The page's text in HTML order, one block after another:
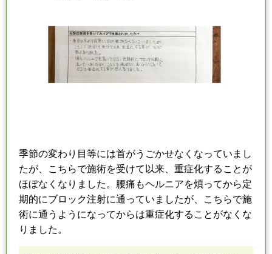
季節の変わり目等には首がうごかせなくなっていまし
たが、こちらで施術を受けて以来、 重症化することが
ほぼなくなりました。 腰痛もヘルニアを煩ってから定
期的にブロック注射に通っていましたが、
こちらで施
術に通うようになってからは重症化することがなくな
りました。